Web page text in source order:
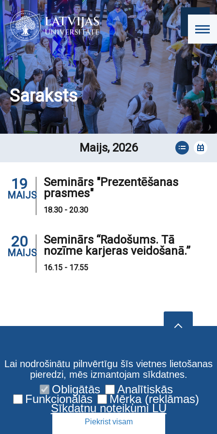
Saraksts
Maijs, 2026
19
MAIJS
Seminārs "Prezentēšanas
prasmes"
18.30 - 20.30
20
MAIJS
Seminārs “Radošums. Tā
nozīme karjeras veidošanā.”
16.15 - 17.55
Lai nodrošinātu pilnvērtīgu šīs vietnes lietošanas
pieredzi, mēs izmantojam sīkdatnes.
Obligātās Analītiskās
Funkcionālās Mērķa (reklāmas)
Sīkdatņu noteikumi LU
Piekrist visam